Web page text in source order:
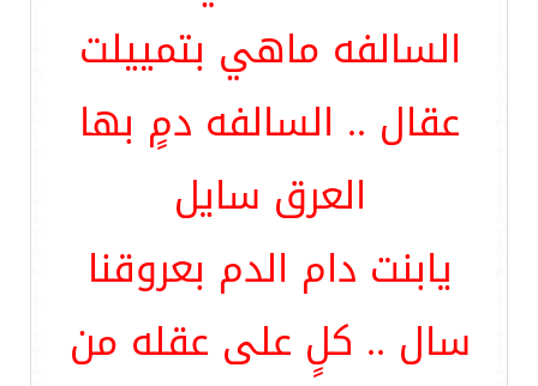
السالفه ماهي بتمييلت
عقال .. السالفه دمٍ بها
العرق سايل
يابنت دام الدم بعروقنا
سال .. كلٍ على عقله من